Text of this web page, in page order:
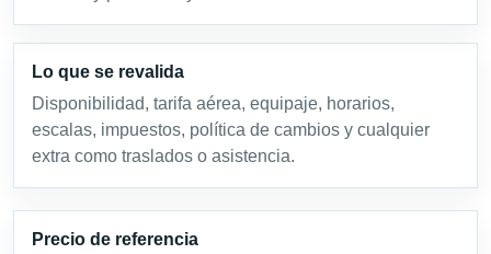
Lo que se revalida
Disponibilidad, tarifa aérea, equipaje, horarios,
escalas, impuestos, política de cambios y cualquier
extra como traslados o asistencia.
Precio de referencia